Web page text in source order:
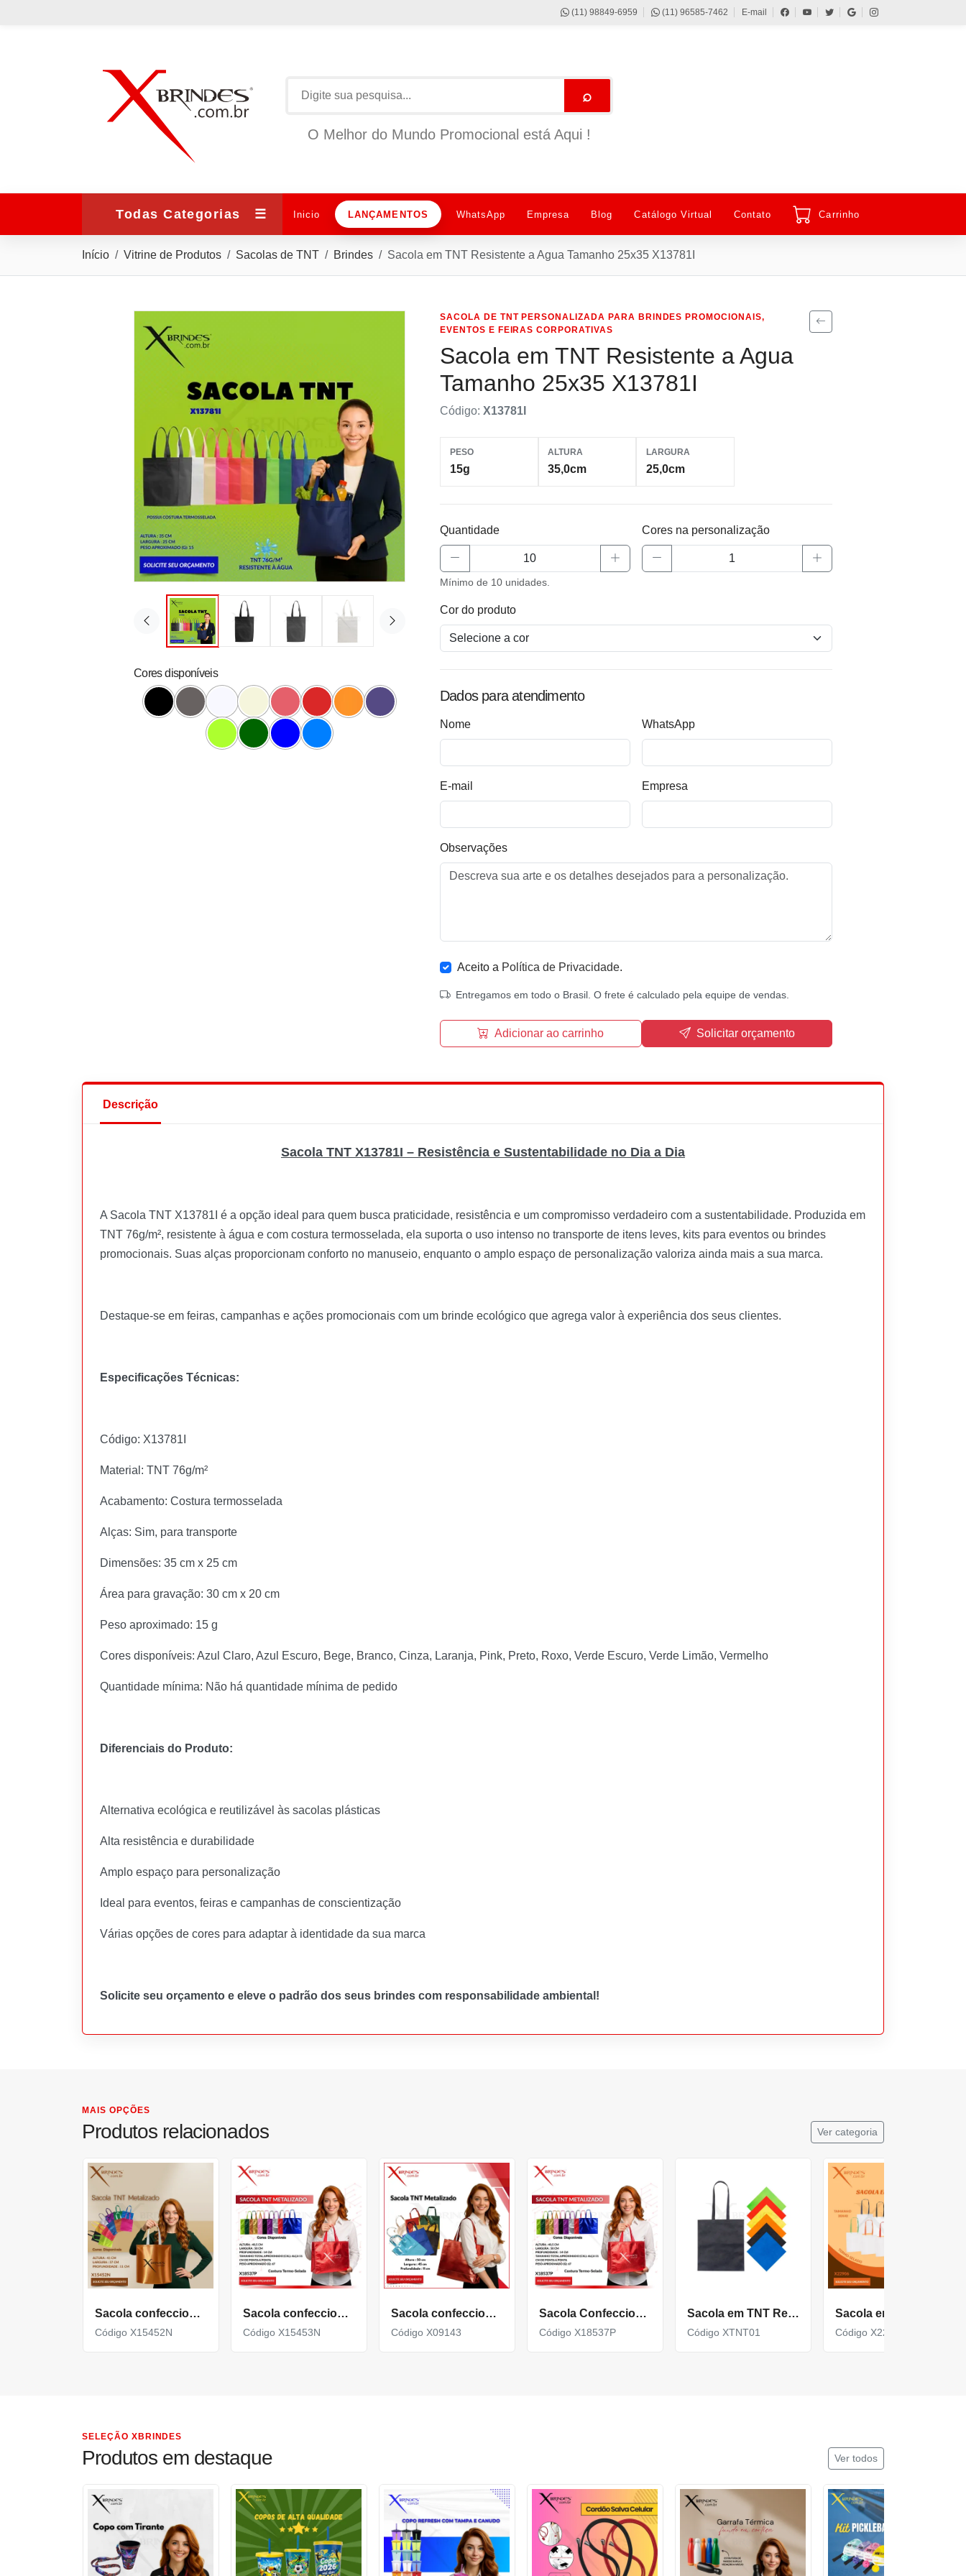
(11) 98849-6959 (11) 96585-7462 E-mail
⌕
O Melhor do Mundo Promocional está Aqui !
Todas Categorias ☰ Inicio LANÇAMENTOS WhatsApp Empresa Blog Catálogo Virtual Contato Carrinho
Início Vitrine de Produtos Sacolas de TNT Brindes Sacola em TNT Resistente a Agua Tamanho 25x35 X13781I
Cores disponíveis
SACOLA DE TNT PERSONALIZADA PARA BRINDES PROMOCIONAIS,
EVENTOS E FEIRAS CORPORATIVAS
Sacola em TNT Resistente a Agua
Tamanho 25x35 X13781I
Código: X13781I
PESO
15g
ALTURA
35,0cm
LARGURA
25,0cm
Quantidade
Mínimo de 10 unidades.
Cores na personalização
Cor do produto
Dados para atendimento
Nome WhatsApp
E-mail Empresa
Observações
Aceito a Política de Privacidade.
Entregamos em todo o Brasil. O frete é calculado pela equipe de vendas.
Adicionar ao carrinho Solicitar orçamento
Descrição
Sacola TNT X13781I – Resistência e Sustentabilidade no Dia a Dia
A Sacola TNT X13781I é a opção ideal para quem busca praticidade, resistência e um compromisso verdadeiro com a sustentabilidade. Produzida em
TNT 76g/m², resistente à água e com costura termosselada, ela suporta o uso intenso no transporte de itens leves, kits para eventos ou brindes
promocionais. Suas alças proporcionam conforto no manuseio, enquanto o amplo espaço de personalização valoriza ainda mais a sua marca.
Destaque-se em feiras, campanhas e ações promocionais com um brinde ecológico que agrega valor à experiência dos seus clientes.
Especificações Técnicas:
Código: X13781I
Material: TNT 76g/m²
Acabamento: Costura termosselada
Alças: Sim, para transporte
Dimensões: 35 cm x 25 cm
Área para gravação: 30 cm x 20 cm
Peso aproximado: 15 g
Cores disponíveis: Azul Claro, Azul Escuro, Bege, Branco, Cinza, Laranja, Pink, Preto, Roxo, Verde Escuro, Verde Limão, Vermelho
Quantidade mínima: Não há quantidade mínima de pedido
Diferenciais do Produto:
Alternativa ecológica e reutilizável às sacolas plásticas
Alta resistência e durabilidade
Amplo espaço para personalização
Ideal para eventos, feiras e campanhas de conscientização
Várias opções de cores para adaptar à identidade da sua marca
Solicite seu orçamento e eleve o padrão dos seus brindes com responsabilidade ambiental!
MAIS OPÇÕES
Produtos relacionados Ver categoria
Sacola confeccionada em TNT com revestimento externo metalizado X15452N
Código X15452N
Sacola confeccionada em TNT com revestimento externo metalizado X15453N
Código X15453N
Sacola confeccionada em TNT Metalizada 50x45 X09143
Código X09143
Sacola Confeccionada em TNT metalizada com botão X18537P
Código X18537P
Sacola em TNT Resistente de Tamanho 37 X 41 CM XTNT01
Código XTNT01 Código X22906
SELEÇÃO XBRINDES
Produtos em destaque Ver todos